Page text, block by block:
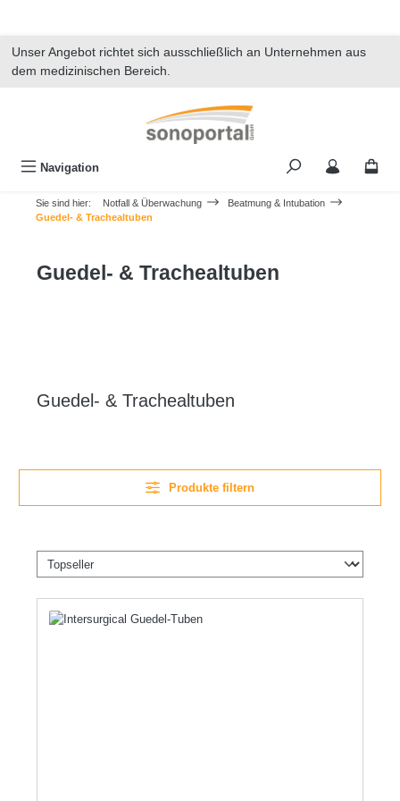
Unser Angebot richtet sich ausschließlich an Unternehmen aus
dem medizinischen Bereich.
Navigation
Sie sind hier: Notfall & Überwachung
Beatmung & Intubation
Guedel- & Trachealtuben
Guedel- & Trachealtuben
Guedel- & Trachealtuben
Produkte filtern